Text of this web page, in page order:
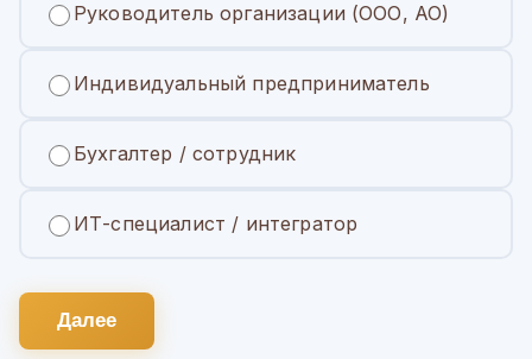
Руководитель организации (ООО, АО)
Индивидуальный предприниматель
Бухгалтер / сотрудник
ИТ-специалист / интегратор
Далее